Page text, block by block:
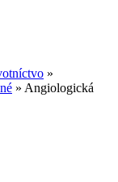
»
» Angiologická